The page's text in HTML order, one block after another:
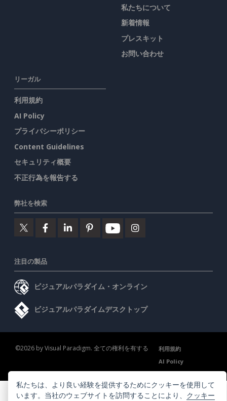
私たちについて
新着情報
プレスキット
お問い合わせ
リーガル
利用規約
AI Policy
プライバシーポリシー
Content Guidelines
セキュリティ概要
不正行為を報告する
弊社を検索
注目の製品
ビジュアルパラダイム・オンライン
ビジュアルパラダイムデスクトップ
©2026 by Visual Paradigm. 全ての権利を有する
利用規約
AI Policy
私たちは、より良い経験を提供するためにクッキーを使用して
います。当社のウェブサイトを訪問することにより、 クッキー